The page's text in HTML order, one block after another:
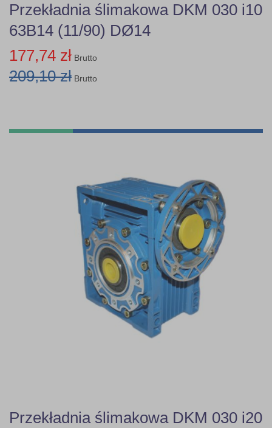
Przekładnia ślimakowa DKM 030 i10
63B14 (11/90) DØ14
177,74 zł Brutto
209,10 zł Brutto
Przekładnia ślimakowa DKM 030 i20